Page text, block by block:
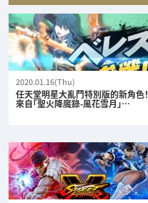
2020.01.16(Thu)
任天堂明星大亂鬥特別版的新角色！
來自「聖火降魔錄-風花雪月」…